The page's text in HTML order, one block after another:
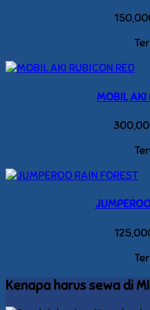
MOBIL AKI
Kenapa harus sewa di